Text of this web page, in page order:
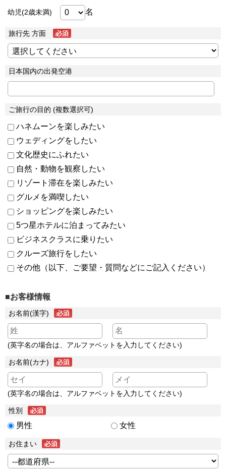
幼児(2歳未満) 名
旅行先 方面
日本国内の出発空港
ご旅行の目的 (複数選択可)
ハネムーンを楽しみたい
ウェディングをしたい
文化歴史にふれたい
自然・動物を観察したい
リゾート滞在を楽しみたい
グルメを満喫したい
ショッピングを楽しみたい
5つ星ホテルに泊まってみたい
ビジネスクラスに乗りたい
クルーズ旅行をしたい
その他（以下、ご要望・質問などにご記入ください）
■お客様情報
お名前(漢字)
(英字名の場合は、アルファベットを入力してください)
お名前(カナ)
(英字名の場合は、アルファベットを入力してください)
性別
男性 女性
お住まい